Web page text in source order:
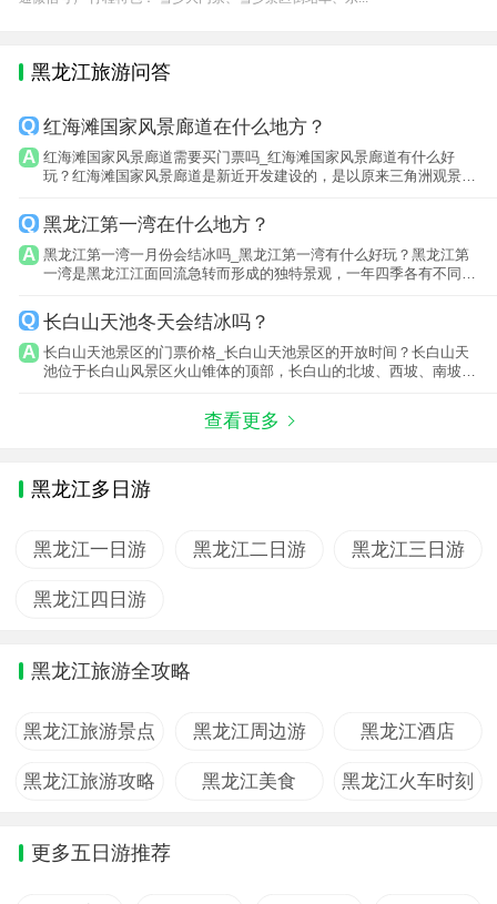
黑龙江旅游问答
红海滩国家风景廊道在什么地方？
红海滩国家风景廊道需要买门票吗_红海滩国家风景廊道有什么好
玩？红海滩国家风景廊道是新近开发建设的，是以原来三角洲观景
黑龙江第一湾在什么地方？
黑龙江第一湾一月份会结冰吗_黑龙江第一湾有什么好玩？黑龙江第
一湾是黑龙江江面回流急转而形成的独特景观，一年四季各有不同景
长白山天池冬天会结冰吗？
长白山天池景区的门票价格_长白山天池景区的开放时间？长白山天
池位于长白山风景区火山锥体的顶部，长白山的北坡、西坡、南坡三
查看更多
黑龙江多日游
黑龙江一日游 黑龙江二日游 黑龙江三日游
黑龙江四日游
黑龙江旅游全攻略
黑龙江旅游景点 黑龙江周边游 黑龙江酒店
黑龙江旅游攻略 黑龙江美食 黑龙江火车时刻
更多五日游推荐